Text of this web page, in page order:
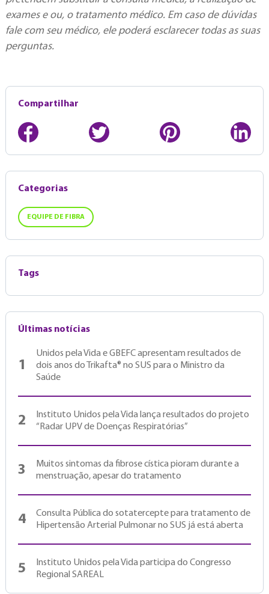
exames e ou, o tratamento médico. Em caso de dúvidas
fale com seu médico, ele poderá esclarecer todas as suas
perguntas.
Compartilhar
Categorias
EQUIPE DE FIBRA
Tags
Últimas notícias
1
Unidos pela Vida e GBEFC apresentam resultados de
dois anos do Trikafta® no SUS para o Ministro da
Saúde
2
Instituto Unidos pela Vida lança resultados do projeto
“Radar UPV de Doenças Respiratórias”
3
Muitos sintomas da fibrose cística pioram durante a
menstruação, apesar do tratamento
4
Consulta Pública do sotatercepte para tratamento de
Hipertensão Arterial Pulmonar no SUS já está aberta
5
Instituto Unidos pela Vida participa do Congresso
Regional SAREAL